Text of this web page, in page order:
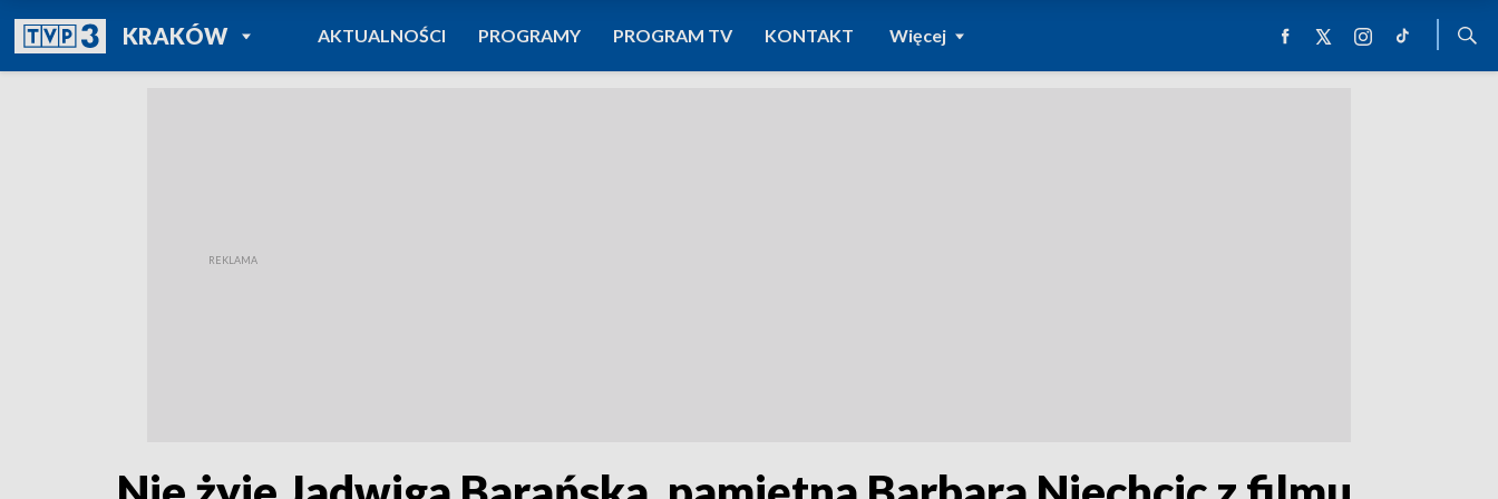
KRAKÓWPOWRÓT DO
TVP REGIONY
AKTUALNOŚCI PROGRAMY PROGRAM TV KONTAKT Więcej